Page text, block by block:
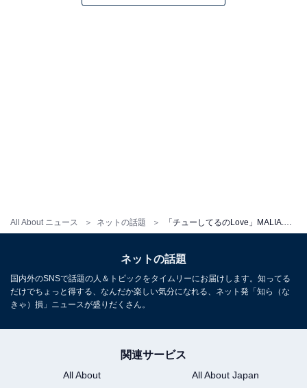
All About ニュース ネットの話題
ネットの話題
国内外のSNSで話題の人＆トピックをタイムリーにお届けします。知ってる
だけでちょっと得する、なんだか楽しい気分になれる、ネット発「知ら（な
きゃ）損」ニュースが盛りだくさん。
関連サービス
All About
All About Japan